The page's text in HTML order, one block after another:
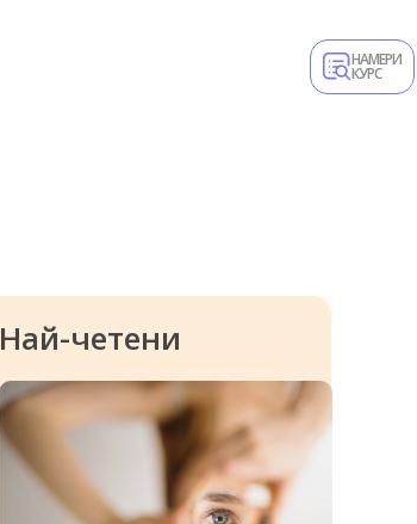
НАМЕРИ
КУРС
Най-четени